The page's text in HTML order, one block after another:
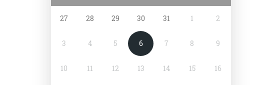
27 28 29 30 31 1 2
3 4 5 6 7 8 9
10 11 12 13 14 15 16